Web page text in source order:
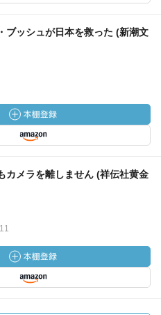
ブッシュが日本を救った (新潮文
カメラを離しません (祥伝社黄金
11